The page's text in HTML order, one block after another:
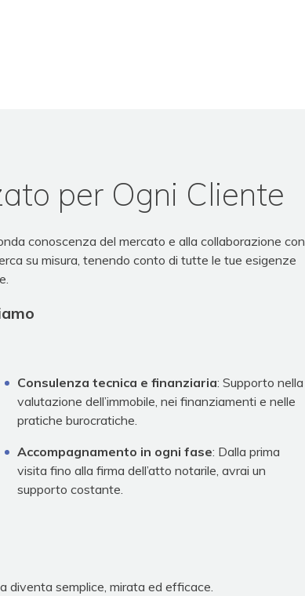
per Ogni Cliente
conoscenza del mercato e alla collaborazione con
su misura, tenendo conto di tutte le tue esigenze
Consulenza tecnica e finanziaria: Supporto nella
valutazione dell’immobile, nei finanziamenti e nelle
pratiche burocratiche.
Accompagnamento in ogni fase: Dalla prima
visita fino alla firma dell’atto notarile, avrai un
supporto costante.
diventa semplice, mirata ed efficace.